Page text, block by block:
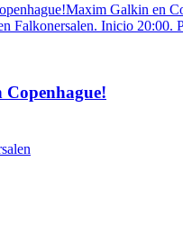
Maxim Galkin en
Falkonersalen. Inicio 20:00.
Copenhague!